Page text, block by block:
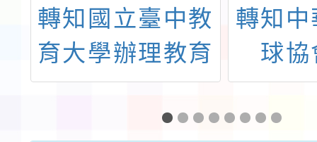
轉知國立臺中教
育大學辦理教育
部體育署
「2025年躍動
轉知
球協
「
手訓